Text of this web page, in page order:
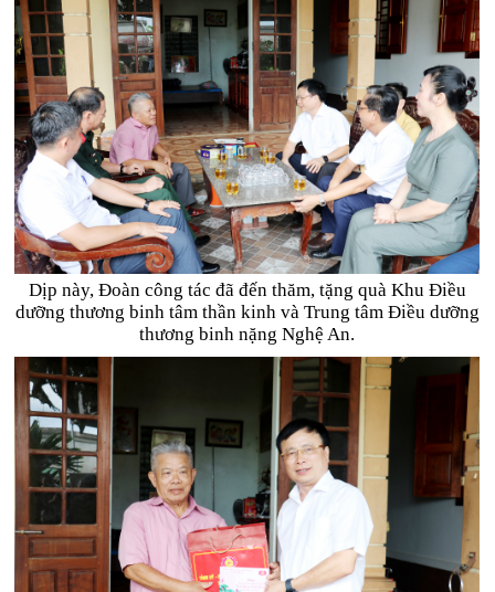
Dịp này, Đoàn công tác đã đến thăm, tặng quà Khu Điều
dưỡng thương binh tâm thần kinh và Trung tâm Điều dưỡng
thương binh nặng Nghệ An.